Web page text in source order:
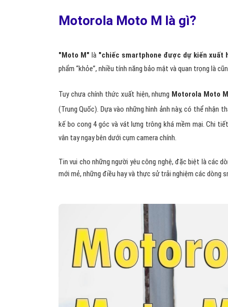
Motorola Moto M là gì?
"Moto M" là "chiếc smartphone được dự kiến xuất
phẩm “khỏe”, nhiều tính năng bảo mật và quan trọng là
Tuy chưa chính thức xuất hiện, nhưng Motorola Moto M
(Trung Quốc). Dựa vào những hình ảnh này, có thể nhận
kế bo cong 4 góc và vát lưng trông khá mềm mại. Chi
vân tay ngay bên dưới cụm camera chính.
Tin vui cho những người yêu công nghệ, đặc biệt là các
mới mẻ, những điều hay và thực sử trải nghiệm các dòng